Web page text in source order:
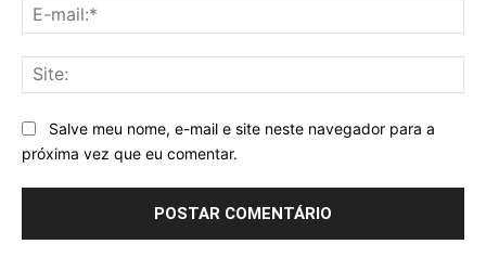
Salve meu nome, e-mail e site neste navegador para a
próxima vez que eu comentar.